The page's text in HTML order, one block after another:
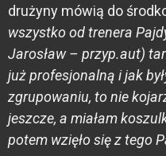
drużyny mówią do
wszystko od trenera
Jarosław – przyp.aut)
już profesjonalną i jak
zgrupowaniu, to nie
jeszcze, a miałam
potem wzięło się z tego